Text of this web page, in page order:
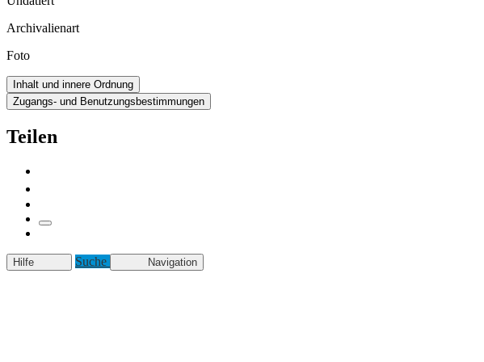
Archivalienart
Foto
Inhalt und innere Ordnung
Zugangs- und Benutzungsbestimmungen
Teilen
Hilfe Suche Navigation